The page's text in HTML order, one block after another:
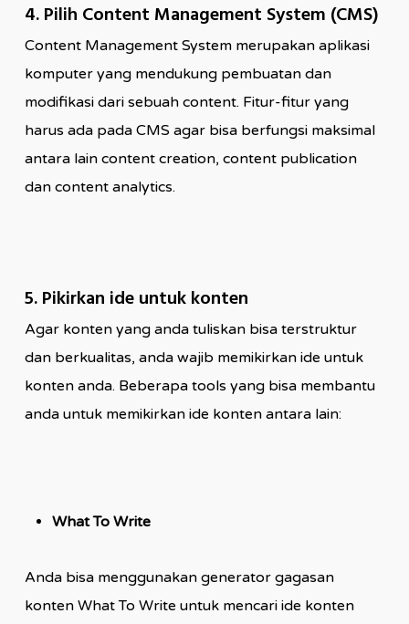
4. Pilih Content Management System (CMS)
Content Management System merupakan aplikasi
komputer yang mendukung pembuatan dan
modifikasi dari sebuah content. Fitur-fitur yang
harus ada pada CMS agar bisa berfungsi maksimal
antara lain content creation, content publication
dan content analytics.
5. Pikirkan ide untuk konten
Agar konten yang anda tuliskan bisa terstruktur
dan berkualitas, anda wajib memikirkan ide untuk
konten anda. Beberapa tools yang bisa membantu
anda untuk memikirkan ide konten antara lain:
What To Write
Anda bisa menggunakan generator gagasan
konten What To Write untuk mencari ide konten